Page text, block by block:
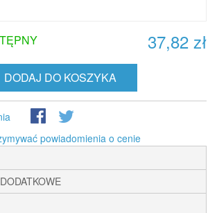
37,82 zł
DODAJ DO KOSZYKA
powiadomienia o cenie